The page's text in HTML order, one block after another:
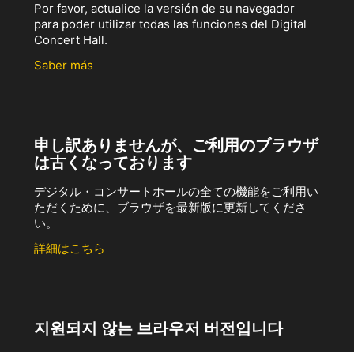
Por favor, actualice la versión de su navegador
para poder utilizar todas las funciones del Digital
Concert Hall.
Saber más
申し訳ありませんが、ご利用のブラウザ
は古くなっております
デジタル・コンサートホールの全ての機能をご利用い
ただくために、ブラウザを最新版に更新してくださ
い。
詳細はこちら
지원되지 않는 브라우저 버전입니다